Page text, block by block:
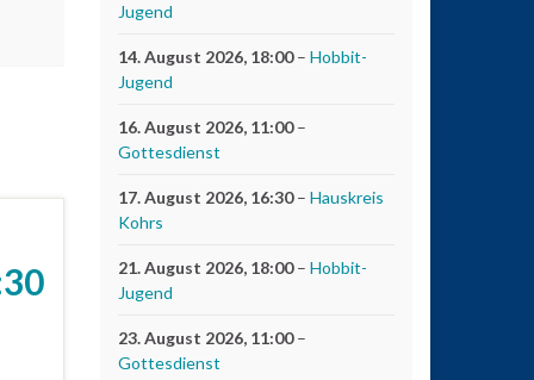
Jugend
14. August 2026, 18:00– Hobbit-
Jugend
16. August 2026, 11:00–
Gottesdienst
17. August 2026, 16:30– Hauskreis
Kohrs
21. August 2026, 18:00– Hobbit-
Jugend
23. August 2026, 11:00–
Gottesdienst